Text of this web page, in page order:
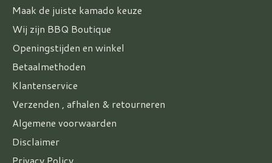
Maak de juiste kamado keuze
Wij zijn BBQ Boutique
Openingstijden en winkel
Betaalmethoden
Klantenservice
Verzenden , afhalen & retourneren
Algemene voorwaarden
Disclaimer